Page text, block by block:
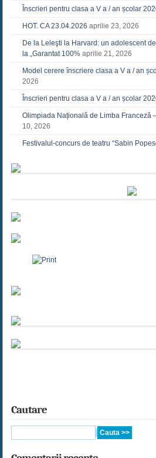
Înscrieri pentru clasa a V a / an școlar
HOT. CA 23.04.2026 aprilie 23, 2026
De la Leleşti la Harvard: un adolescent
la „Garantat 100% aprilie 21, 2026
Model cerere înscriere clasa a V a / an
2026
Înscrieri pentru clasa a V a / an școlar
Olimpiada Națională de Limba Franceză
10, 2026
Festivalul-concurs de teatru “Sabin
Cautare